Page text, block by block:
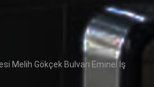
Melih Gökçek Bulvarı Eminel İş